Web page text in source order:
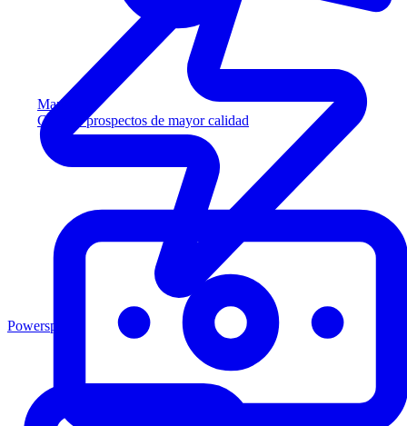
Marketing
Capture prospectos de mayor calidad
Powersports